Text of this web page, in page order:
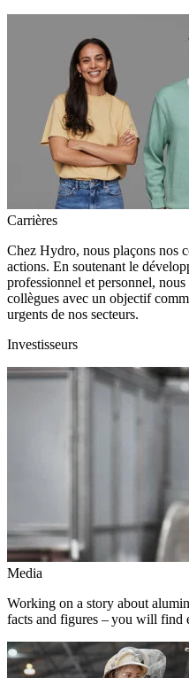
Carrières
Chez Hydro, nous plaçons nos
actions. En soutenant le
professionnel et personnel,
collègues avec un objectif
urgents de nos secteurs.
Investisseurs
Media
Working on a story about
facts and figures – you will find